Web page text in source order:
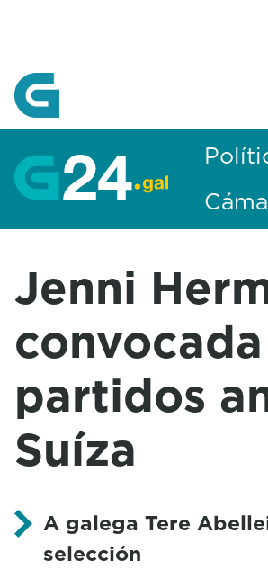
Jenni
partidos
Suíza
A galega Tere
selección